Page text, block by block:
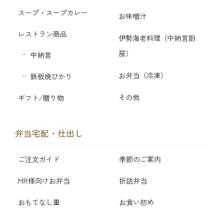
スープ・スープカレー
レストラン商品
中納言
鉄板焼ひかり
ギフト/贈り物
お味噌汁
伊勢海老料理（中納言厨
房）
お弁当（冷凍）
その他
弁当宅配・仕出し
ご注文ガイド 季節のご案内
MR様向けお弁当 折詰弁当
おもてなし重 お食い初め